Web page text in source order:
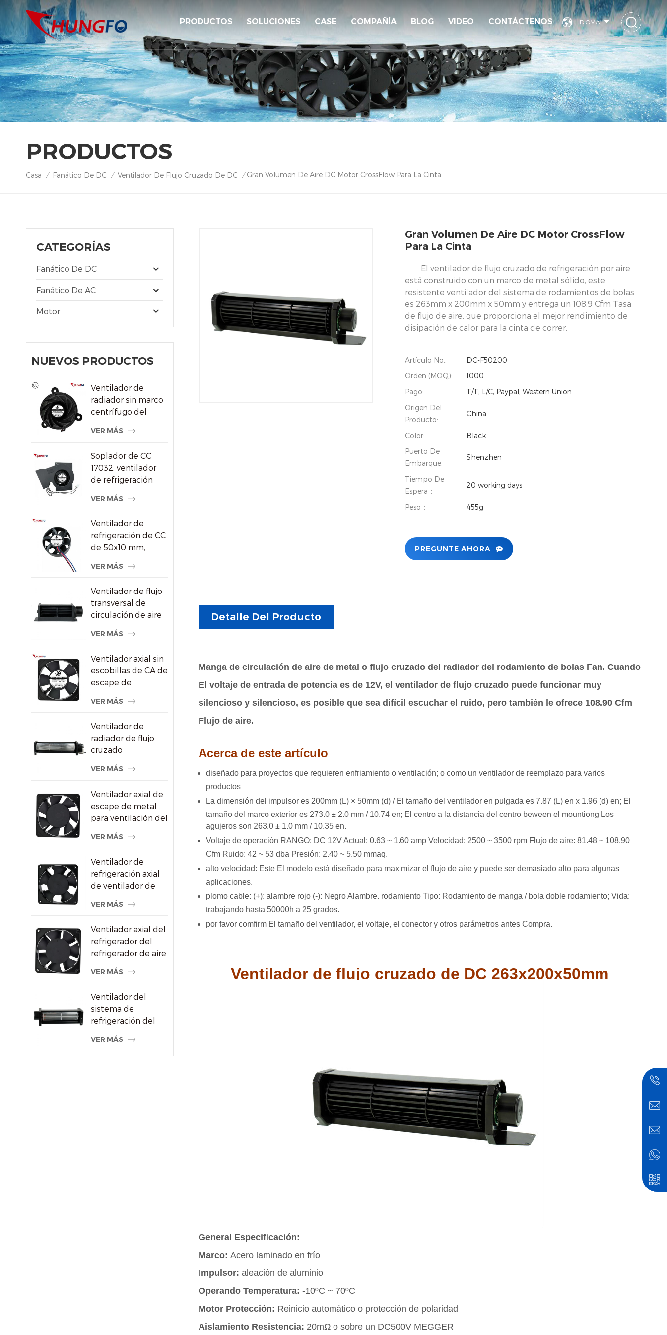
IDIOMA
PRODUCTOS SOLUCIONES CASE COMPAÑÍA BLOG VIDEO CONTÁCTENOS
PRODUCTOS
Casa / Fanático De DC / Ventilador De Flujo Cruzado De DC / Gran Volumen De Aire DC Motor CrossFlow Para La Cinta
CATEGORÍAS
Fanático De DC
Fanático De AC
Motor
NUEVOS PRODUCTOS
Ventilador de
radiador sin marco
centrífugo del
refrigeración por
VER MÁS
Soplador de CC
17032, ventilador
de refrigeración
con alta presión
VER MÁS
Ventilador de
refrigeración de CC
de 50x10 mm,
escobillas de alta
RPM para
pequeños
dispositivos
electrónicos
VER MÁS
Ventilador de flujo
transversal de
circulación de aire
ahorro de energía
VER MÁS
Ventilador axial sin
escobillas de CA de
escape de
congelador de
VER MÁS
Ventilador de
radiador de flujo
cruzado
pantallas
VER MÁS
Ventilador axial de
escape de metal
para ventilación del
VER MÁS
Ventilador de
refrigeración axial
de ventilador de
para proveedor de
VER MÁS
Ventilador axial del
refrigerador del
refrigerador de aire
rendimiento
VER MÁS
Ventilador del
sistema de
refrigeración del
cruzado del motor
eléctrico
VER MÁS
Gran Volumen De Aire DC Motor CrossFlow
Para La Cinta
El ventilador de flujo cruzado de refrigeración por aire
está construido con un marco de metal sólido, este
resistente ventilador del sistema de rodamientos de bolas
es 263mm x 200mm x 50mm y entrega un 108.9 Cfm Tasa
de flujo de aire, que proporciona el mejor rendimiento de
disipación de calor para la cinta de correr.
Artículo No.:
DC-F50200
Orden (MOQ):
1000
Pago:
T/T, L/C, Paypal, Western Union
Origen Del
Producto:
China
Color:
Black
Puerto De
Embarque:
Shenzhen
Tiempo De
Espera：
20 working days
Peso： 455g
PREGUNTE AHORA
Detalle Del Producto
Manga de circulación de aire de metal o flujo cruzado del radiador del rodamiento de bolas Fan. Cuando
El voltaje de entrada de potencia es de 12V, el ventilador de flujo cruzado puede funcionar muy
silencioso y silencioso, es posible que sea difícil escuchar el ruido, pero también le ofrece 108.90 Cfm
Flujo de aire.
Acerca de este artículo
diseñado para proyectos que requieren enfriamiento o ventilación; o como un ventilador de reemplazo para varios
productos
La dimensión del impulsor es 200mm (L) × 50mm (d) / El tamaño del ventilador en pulgada es 7.87 (L) en x 1.96 (d) en; El
tamaño del marco exterior es 273.0 ± 2.0 mm / 10.74 en; El centro a la distancia del centro beween el mountiong Los
agujeros son 263.0 ± 1.0 mm / 10.35 en.
Voltaje de operación RANGO: DC 12V Actual: 0.63 ~ 1.60 amp Velocidad: 2500 ~ 3500 rpm Flujo de aire: 81.48 ~ 108.90
Cfm Ruido: 42 ~ 53 dba Presión: 2.40 ~ 5.50 mmaq.
alto velocidad: Este El modelo está diseñado para maximizar el flujo de aire y puede ser demasiado alto para algunas
aplicaciones.
plomo cable: (+): alambre rojo (-): Negro Alambre. rodamiento Tipo: Rodamiento de manga / bola doble rodamiento; Vida:
trabajando hasta 50000h a 25 grados.
por favor comfirm El tamaño del ventilador, el voltaje, el conector y otros parámetros antes Compra.
Ventilador de flujo cruzado de DC 263x200x50mm
General Especificación:
Marco: Acero laminado en frío
Impulsor: aleación de aluminio
Operando Temperatura: -10ºC ~ 70ºC
Motor Protección: Reinicio automático o protección de polaridad
Aislamiento Resistencia: 20mΩ o sobre un DC500V MEGGER